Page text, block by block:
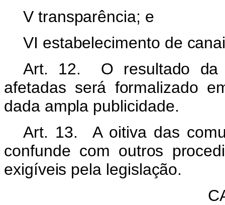
V transparência; e
VI estabelecimento de
Art. 12. O resultado da
afetadas será formalizado
dada ampla publicidade.
Art. 13. A oitiva das
confunde com outros
exigíveis pela legislação.